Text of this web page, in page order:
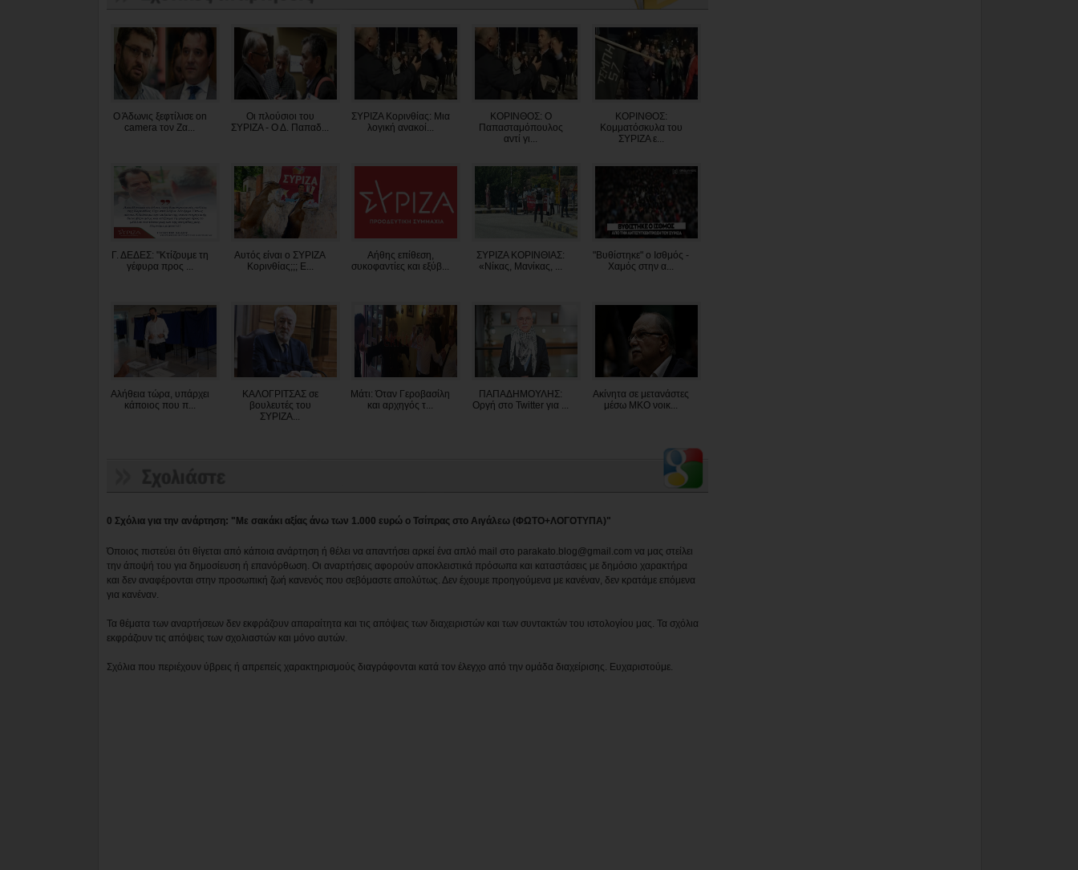
Ο Άδωνις ξεφτίλισε on
camera τον Ζα...
Οι πλούσιοι του
ΣΥΡΙΖΑ - Ο Δ. Παπαδ...
ΣΥΡΙΖΑ Κορινθίας: Μια
λογική ανακοί...
ΚΟΡΙΝΘΟΣ: Ο
Παπασταμόπουλος
αντί γι...
ΚΟΡΙΝΘΟΣ:
Κομματόσκυλα του
ΣΥΡΙΖΑ ε...
Γ. ΔΕΔΕΣ: "Κτίζουμε τη
γέφυρα προς ...
Αυτός είναι ο ΣΥΡΙΖΑ
Κορινθίας;;; Ε...
Aήθης επίθεση,
συκοφαντίες και εξύβ...
ΣΥΡΙΖΑ ΚΟΡΙΝΘΙΑΣ:
«Νίκας, Μανίκας, ...
"Βυθίστηκε" ο Ισθμός -
Χαμός στην α...
Αλήθεια τώρα, υπάρχει
κάποιος που π...
ΚΑΛΟΓΡΙΤΣΑΣ σε
βουλευτές του
ΣΥΡΙΖΑ...
Μάτι: Όταν Γεροβασίλη
και αρχηγός τ...
ΠΑΠΑΔΗΜΟΥΛΗΣ:
Οργή στο Twitter για ...
Ακίνητα σε μετανάστες
μέσω ΜΚΟ νοικ...
0 Σχόλια για την ανάρτηση: "Με σακάκι αξίας άνω των 1.000 ευρώ ο Τσίπρας στο Αιγάλεω (ΦΩΤΟ+ΛΟΓΟΤΥΠΑ)"
Όποιος πιστεύει ότι θίγεται από κάποια ανάρτηση ή θέλει να απαντήσει αρκεί ένα απλό mail στο parakato.blog@gmail.com να μας στείλει
την άποψή του για δημοσίευση ή επανόρθωση. Οι αναρτήσεις αφορούν αποκλειστικά πρόσωπα και καταστάσεις με δημόσιο χαρακτήρα
και δεν αναφέρονται στην προσωπική ζωή κανενός που σεβόμαστε απολύτως. Δεν έχουμε προηγούμενα με κανέναν, δεν κρατάμε επόμενα
για κανέναν.
Τα θέματα των αναρτήσεων δεν εκφράζουν απαραίτητα και τις απόψεις των διαχειριστών και των συντακτών του ιστολογίου μας. Τα σχόλια
εκφράζουν τις απόψεις των σχολιαστών και μόνο αυτών.
Σχόλια που περιέχουν ύβρεις ή απρεπείς χαρακτηρισμούς διαγράφονται κατά τον έλεγχο από την ομάδα διαχείρισης. Ευχαριστούμε.